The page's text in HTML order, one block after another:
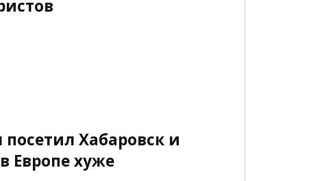
Хабаровск и
Европе хуже